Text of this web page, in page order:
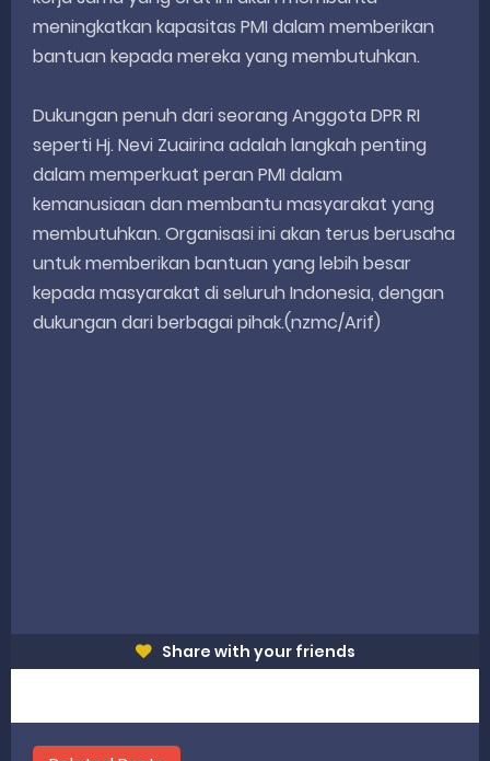
meningkatkan kapasitas PMI dalam memberikan
bantuan kepada mereka yang membutuhkan.
Dukungan penuh dari seorang Anggota DPR RI
seperti Hj. Nevi Zuairina adalah langkah penting
dalam memperkuat peran PMI dalam
kemanusiaan dan membantu masyarakat yang
membutuhkan. Organisasi ini akan terus berusaha
untuk memberikan bantuan yang lebih besar
kepada masyarakat di seluruh Indonesia, dengan
dukungan dari berbagai pihak.(nzmc/Arif)
Share with your friends